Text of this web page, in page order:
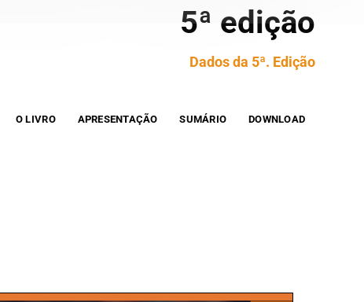
5ª edição
Dados da 5ª. Edição
O LIVRO APRESENTAÇÃO SUMÁRIO DOWNLOAD